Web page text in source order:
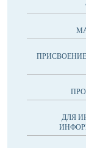
ДЛЯ